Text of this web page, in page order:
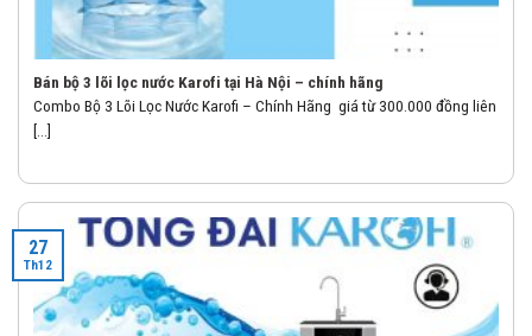
Bán bộ 3 lõi lọc nước Karofi tại Hà Nội – chính hãng
Combo Bộ 3 Lõi Lọc Nước Karofi – Chính Hãng giá từ 300.000 đồng liên
[...]
27
Th12